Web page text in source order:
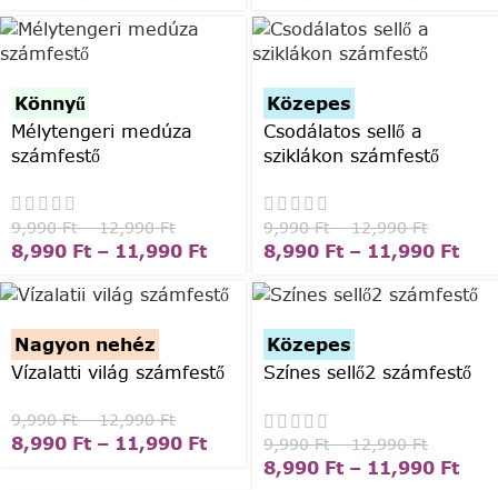
Könnyű
Mélytengeri medúza
számfestő
9,990Ft – 12,990Ft
8,990 Ft – 11,990 Ft
Közepes
Csodálatos sellő a
sziklákon számfestő
9,990Ft – 12,990Ft
8,990 Ft – 11,990 Ft
Nagyon nehéz
Vízalatti világ számfestő
9,990Ft – 12,990Ft
8,990 Ft – 11,990 Ft
Közepes
Színes sellő2 számfestő
9,990Ft – 12,990Ft
8,990 Ft – 11,990 Ft